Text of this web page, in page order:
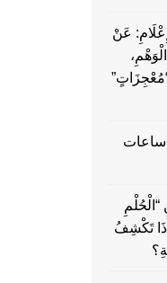
عَنْ
ساعات
مَاذَا تَكْشِفُ